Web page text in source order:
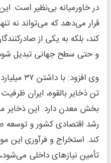
در خاورمیانه بی‌نظیر است.
قرار می‌دهد که می‌تواند نه
کند، بلکه به یکی از
و حتی سطح جهانی تبدیل
تن ذخایر بالقوه، ایران
بخش معدن دارد. این ذخایر
رشد اقتصادی کشور و توسعه
کند. استخراج و فرآوری این
تأمین نیازهای داخلی